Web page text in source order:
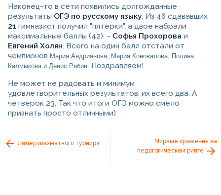
Наконец-то в сети появились долгожданные
результаты ОГЭ по русскому языку. Из 46 сдававших
21 гимназист получил "пятерки", а двое набрали
максимальные баллы (42) - Софья Прохорова и
Евгений Холян. Всего на один балл отстали от
чемпионов Мария Андрианова, Мария Коновалова, Полина
Калмыкова и Денис Рябин. Поздравляем!
Не может не радовать и минимум
удовлетворительных результатов: их всего два. А
четверок 23. Так что итоги ОГЭ можно смело
признать просто отличными)
Лидер шахматного турнира
Мирные сражения на
педагогическом ринге